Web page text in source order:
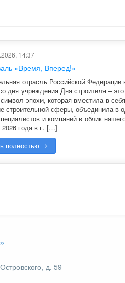
14:37
«Время, Вперед!»
отрасль Российской Федерации
дня учреждения Дня строителя –
эпохи, которая вместила в
строительной сферы, объединила в
и компаний в облик
2026 года в г. […]
полностью
д. 59